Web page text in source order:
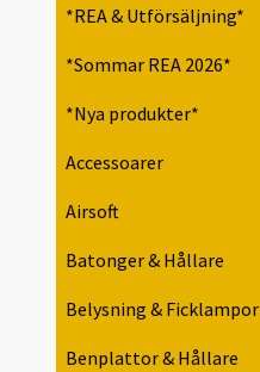
*REA & Utförsäljning*
*Sommar REA 2026*
*Nya produkter*
Accessoarer
Airsoft
Batonger & Hållare
Belysning & Ficklampor
Benplattor & Hållare